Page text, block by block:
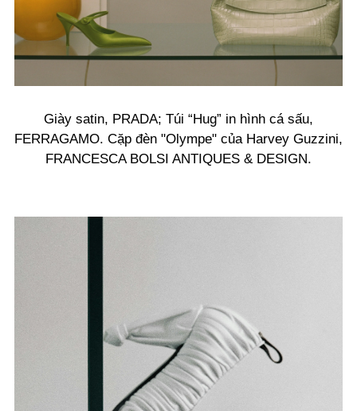
Giày satin, PRADA; Túi “Hug” in hình cá sấu,
FERRAGAMO. Cặp đèn "Olympe" của Harvey Guzzini,
FRANCESCA BOLSI ANTIQUES & DESIGN.